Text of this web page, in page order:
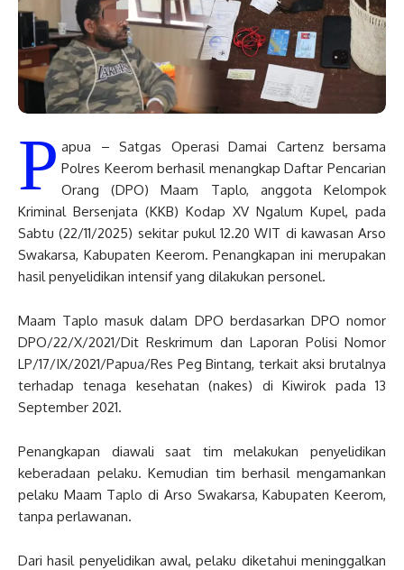
P apua – Satgas Operasi Damai Cartenz bersama
Polres Keerom berhasil menangkap Daftar Pencarian
Orang (DPO) Maam Taplo, anggota Kelompok
Kriminal Bersenjata (KKB) Kodap XV Ngalum Kupel, pada
Sabtu (22/11/2025) sekitar pukul 12.20 WIT di kawasan Arso
Swakarsa, Kabupaten Keerom. Penangkapan ini merupakan
hasil penyelidikan intensif yang dilakukan personel.
Maam Taplo masuk dalam DPO berdasarkan DPO nomor
DPO/22/X/2021/Dit Reskrimum dan Laporan Polisi Nomor
LP/17/IX/2021/Papua/Res Peg Bintang, terkait aksi brutalnya
terhadap tenaga kesehatan (nakes) di Kiwirok pada 13
September 2021.
Penangkapan diawali saat tim melakukan penyelidikan
keberadaan pelaku. Kemudian tim berhasil mengamankan
pelaku Maam Taplo di Arso Swakarsa, Kabupaten Keerom,
tanpa perlawanan.
Dari hasil penyelidikan awal, pelaku diketahui meninggalkan